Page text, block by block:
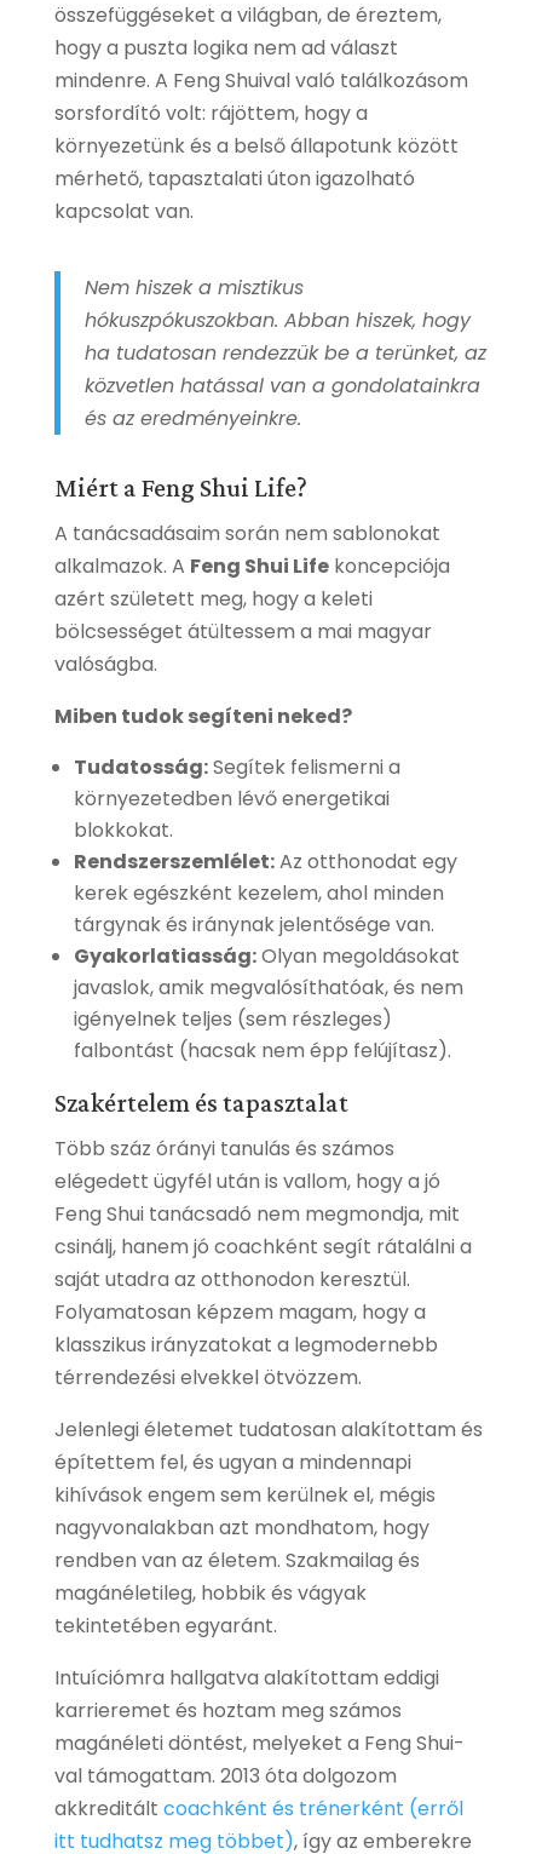
összefüggéseket a világban, de éreztem,
hogy a puszta logika nem ad választ
mindenre. A Feng Shuival való találkozásom
sorsfordító volt: rájöttem, hogy a
környezetünk és a belső állapotunk között
mérhető, tapasztalati úton igazolható
kapcsolat van.
Nem hiszek a misztikus
hókuszpókuszokban. Abban hiszek, hogy
ha tudatosan rendezzük be a terünket, az
közvetlen hatással van a gondolatainkra
és az eredményeinkre.
Miért a Feng Shui Life?
A tanácsadásaim során nem sablonokat
alkalmazok. A Feng Shui Lifekoncepciója
azért született meg, hogy a keleti
bölcsességet átültessem a mai magyar
valóságba.
Miben tudok segíteni neked?
Tudatosság:Segítek felismerni a
környezetedben lévő energetikai
blokkokat.
Rendszerszemlélet:Az otthonodat egy
kerek egészként kezelem, ahol minden
tárgynak és iránynak jelentősége van.
Gyakorlatiasság:Olyan megoldásokat
javaslok, amik megvalósíthatóak, és nem
igényelnek teljes (sem részleges)
falbontást (hacsak nem épp felújítasz).
Szakértelem és tapasztalat
Több száz órányi tanulás és számos
elégedett ügyfél után is vallom, hogy a jó
Feng Shui tanácsadó nem megmondja, mit
csinálj, hanem jó coachként segít rátalálni a
saját utadra az otthonodon keresztül.
Folyamatosan képzem magam, hogy a
klasszikus irányzatokat a legmodernebb
térrendezési elvekkel ötvözzem.
Jelenlegi életemet tudatosan alakítottam és
építettem fel, és ugyan a mindennapi
kihívások engem sem kerülnek el, mégis
nagyvonalakban azt mondhatom, hogy
rendben van az életem. Szakmailag és
magánéletileg, hobbik és vágyak
tekintetében egyaránt.
Intuíciómra hallgatva alakítottam eddigi
karrieremet és hoztam meg számos
magánéleti döntést, melyeket a Feng Shui-
val támogattam. 2013 óta dolgozom
akkreditált coachként és trénerként (erről
itt tudhatsz meg többet), így az emberekre